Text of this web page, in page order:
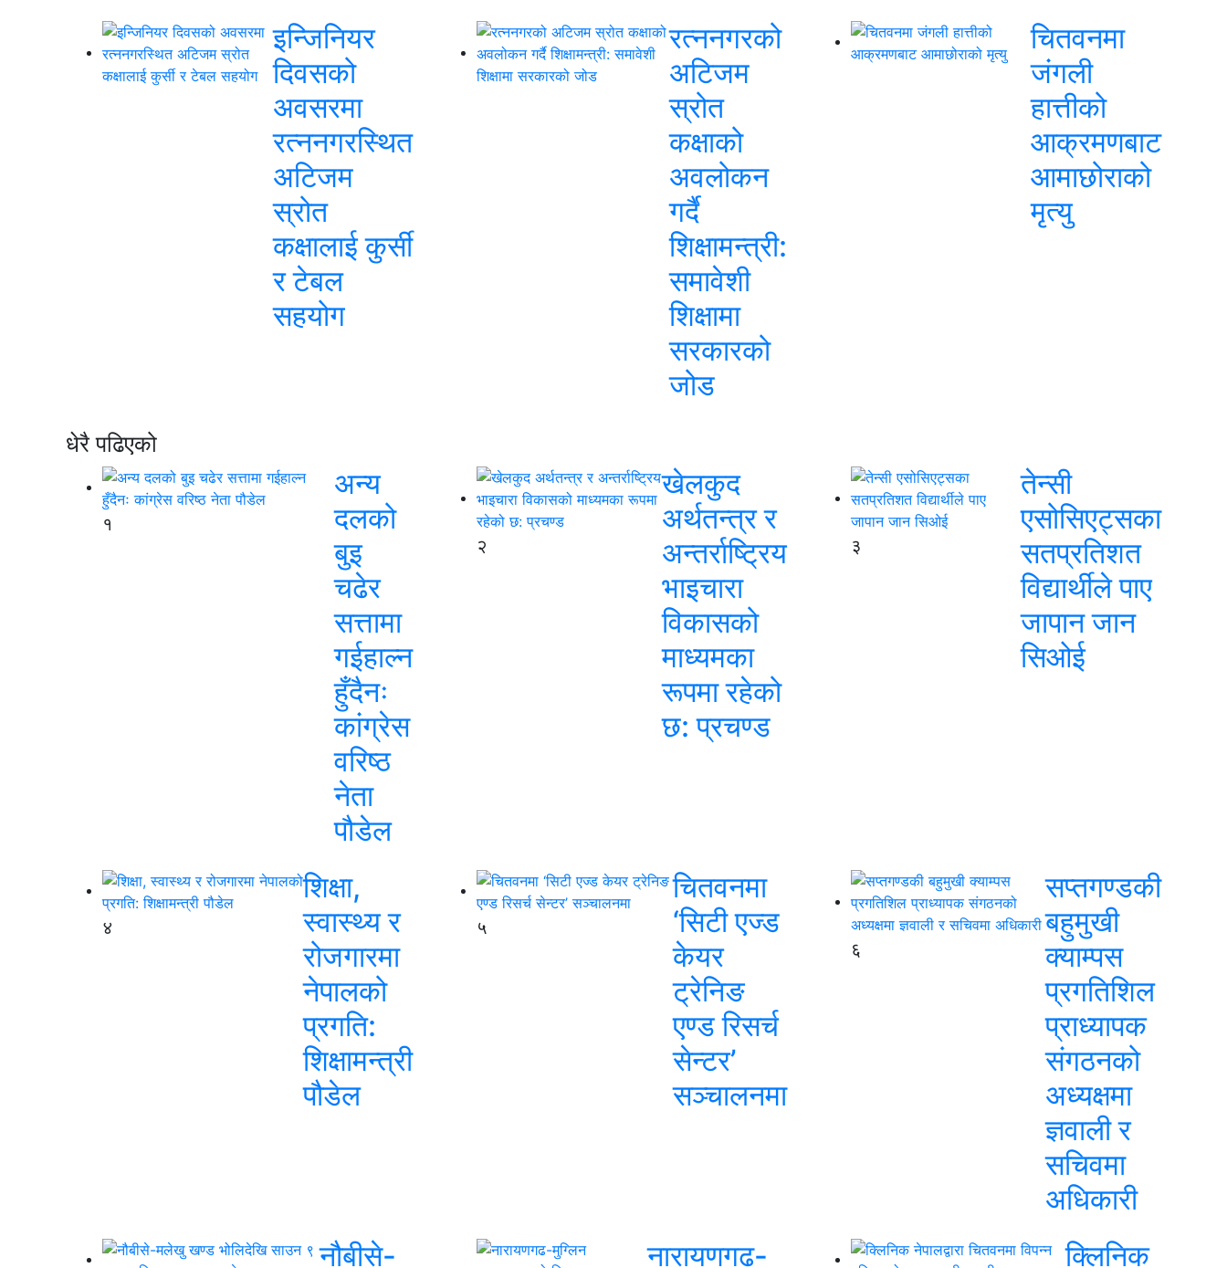
इन्जिनियर
दिवसको
अवसरमा
रत्ननगरस्थित
अटिजम
स्रोत
कक्षालाई कुर्सी
र टेबल
सहयोग
रत्ननगरको
अटिजम
स्रोत
कक्षाको
अवलोकन
गर्दै
शिक्षामन्त्री:
समावेशी
शिक्षामा
सरकारको
जोड
चितवनमा
जंगली
हात्तीको
आक्रमणबाट
आमाछोराको
मृत्यु
धेरै पढिएको
१
अन्य
दलको
बुइ
चढेर
सत्तामा
गईहाल्न
हुँदैनः
कांग्रेस
वरिष्ठ
नेता
पौडेल
२
खेलकुद
अर्थतन्त्र र
अन्तर्राष्ट्रिय
भाइचारा
विकासको
माध्यमका
रूपमा रहेको
छ: प्रचण्ड
३
तेन्सी
एसोसिएट्सका
सतप्रतिशत
विद्यार्थीले पाए
जापान जान
सिओई
४
शिक्षा,
स्वास्थ्य र
रोजगारमा
नेपालको
प्रगति:
शिक्षामन्त्री
पौडेल
५
चितवनमा
‘सिटी एज्ड
केयर
ट्रेनिङ
एण्ड रिसर्च
सेन्टर’
सञ्चालनमा
६
सप्तगण्डकी
बहुमुखी
क्याम्पस
प्रगतिशिल
प्राध्यापक
संगठनको
अध्यक्षमा
ज्ञवाली र
सचिवमा
अधिकारी
नौबीसे-
नारायणगढ-
क्लिनिक